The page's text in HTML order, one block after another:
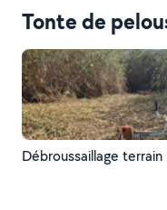
Tonte de
Débroussaillage terrain